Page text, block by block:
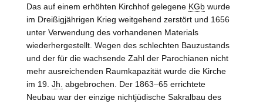
Das auf einem erhöhten Kirchhof gelegene KGbwurde
im Dreißigjährigen Krieg weitgehend zerstört und 1656
unter Verwendung des vorhandenen Materials
wiederhergestellt. Wegen des schlechten Bauzustands
und der für die wachsende Zahl der Parochianen nicht
mehr ausreichenden Raumkapazität wurde die Kirche
im 19. Jh. abgebrochen. Der 1863–65 errichtete
Neubau war der einzige nichtjüdische Sakralbau des